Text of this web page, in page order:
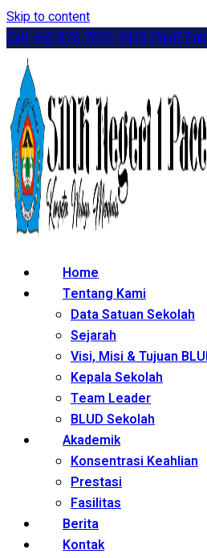
Skip to content
Call: +62 878-7030-3913 (Staff
Home
Tentang Kami
Data Satuan Sekolah
Sejarah
Visi, Misi & Tujuan
Kepala Sekolah
Team Leader
BLUD Sekolah
Akademik
Konsentrasi Keahlian
Prestasi
Fasilitas
Berita
Kontak